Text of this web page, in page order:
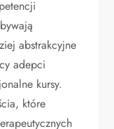
abstrakcyjne
adepci
kursy.
które